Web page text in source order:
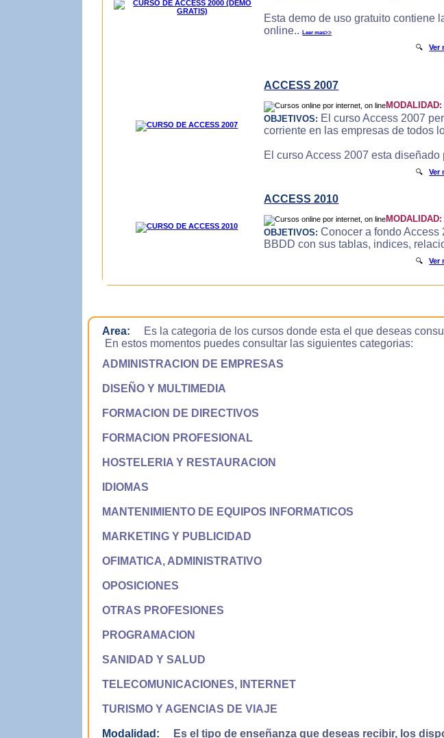
Esta demo de uso gratuito contiene
online..Leer mas>>
🔍Ver
ACCESS 2007
MODALIDAD:
OBJETIVOS: El curso Access 2007
corriente en las empresas de todos
El curso Access 2007 esta
🔍Ver
ACCESS 2010
MODALIDAD:
OBJETIVOS: Conocer a fondo Access
BBDD con sus tablas, indices,
🔍Ver
Area:
Es la categoria de los cursos donde esta el que deseas
En estos momentos puedes consultar las siguientes categorias:
ADMINISTRACION DE EMPRESAS
DISEÑO Y MULTIMEDIA
FORMACION DE DIRECTIVOS
FORMACION PROFESIONAL
HOSTELERIA Y RESTAURACION
IDIOMAS
MANTENIMIENTO DE EQUIPOS INFORMATICOS
MARKETING Y PUBLICIDAD
OFIMATICA, ADMINISTRATIVO
OPOSICIONES
OTRAS PROFESIONES
PROGRAMACION
SANIDAD Y SALUD
TELECOMUNICACIONES, INTERNET
TURISMO Y AGENCIAS DE VIAJE
Modalidad: Es el tipo de enseñanza que deseas recibir, los